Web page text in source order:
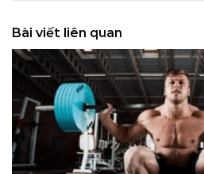
Bài viết liên quan